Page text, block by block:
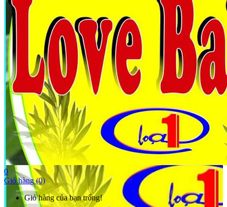
0
Giỏ hàng (0)
Giỏ hàng của bạn trống!